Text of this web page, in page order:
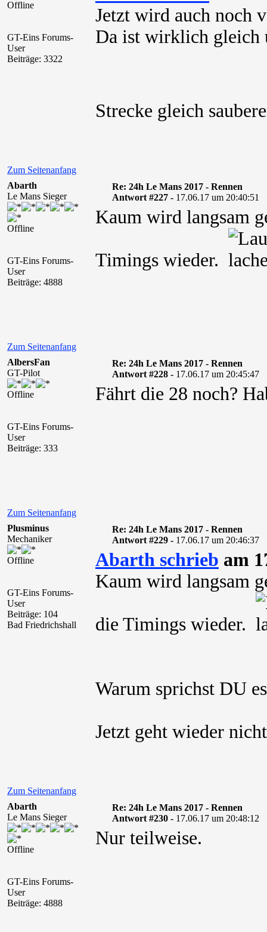
Offline
GT-Eins Forums-
User
Beiträge: 3322
Jetzt wird auch noch
Da ist wirklich gleich
Strecke gleich
Zum Seitenanfang
Abarth
Le Mans Sieger
Offline
GT-Eins Forums-
User
Beiträge: 4888
Re: 24h Le Mans 2017 - Rennen
Antwort #227 - 17.06.17 um 20:40:51
Kaum wird langsam
Timings wieder.
Zum Seitenanfang
AlbersFan
GT-Pilot
Offline
GT-Eins Forums-
User
Beiträge: 333
Re: 24h Le Mans 2017 - Rennen
Antwort #228 - 17.06.17 um 20:45:47
Fährt die 28 noch?
Zum Seitenanfang
Plusminus
Mechaniker
Offline
GT-Eins Forums-
User
Beiträge: 104
Bad Friedrichshall
Re: 24h Le Mans 2017 - Rennen
Antwort #229 - 17.06.17 um 20:46:37
Abarth schrieb am
Kaum wird langsam
die Timings wieder.
Warum sprichst DU
Jetzt geht wieder
Zum Seitenanfang
Abarth
Le Mans Sieger
Offline
GT-Eins Forums-
User
Beiträge: 4888
Re: 24h Le Mans 2017 - Rennen
Antwort #230 - 17.06.17 um 20:48:12
Nur teilweise.